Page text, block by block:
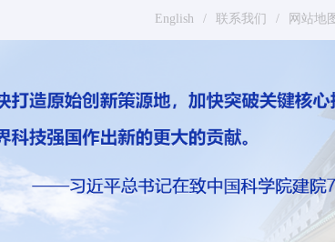
English / 联系我们 / 网站地